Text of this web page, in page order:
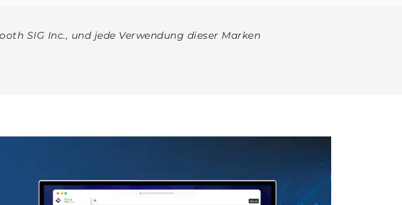
SIG Inc., und jede Verwendung dieser Marken